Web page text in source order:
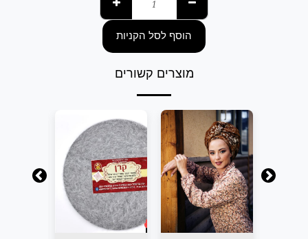
הוסף לסל הקניות
מוצרים קשורים